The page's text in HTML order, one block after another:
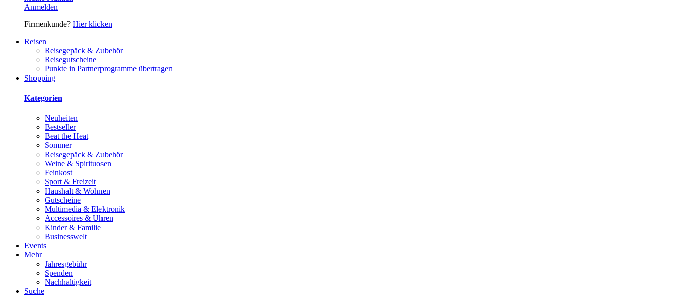
Anmelden
Firmenkunde? Hier klicken
Reisen
Reisegepäck & Zubehör
Reisegutscheine
Punkte in Partnerprogramme übertragen
Shopping
Kategorien
Neuheiten
Bestseller
Beat the Heat
Sommer
Reisegepäck & Zubehör
Weine & Spirituosen
Feinkost
Sport & Freizeit
Haushalt & Wohnen
Gutscheine
Multimedia & Elektronik
Accessoires & Uhren
Kinder & Familie
Businesswelt
Events
Mehr
Jahresgebühr
Spenden
Nachhaltigkeit
Suche